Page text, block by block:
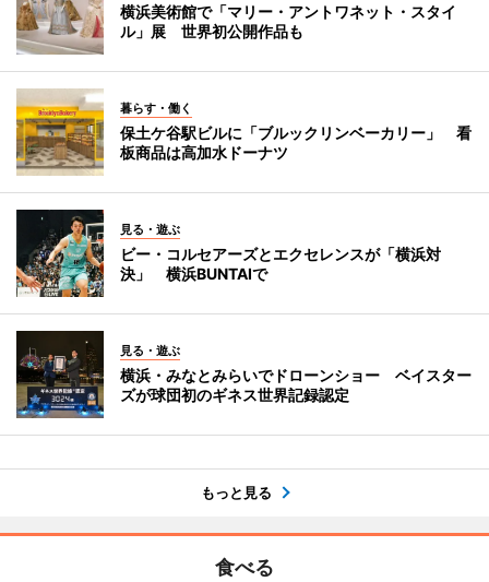
横浜美術館で「マリー・アントワネット・スタイ
ル」展 世界初公開作品も
暮らす・働く
保土ケ谷駅ビルに「ブルックリンベーカリー」 看
板商品は高加水ドーナツ
見る・遊ぶ
ビー・コルセアーズとエクセレンスが「横浜対
決」 横浜BUNTAIで
見る・遊ぶ
横浜・みなとみらいでドローンショー ベイスター
ズが球団初のギネス世界記録認定
もっと見る
食べる